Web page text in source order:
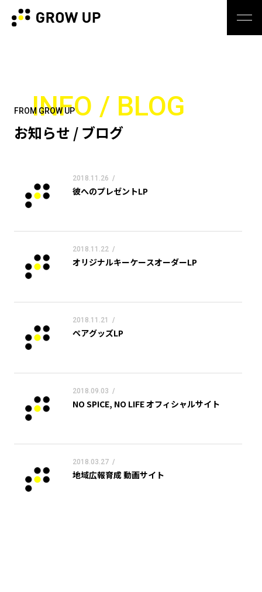
お知らせ / ブログ
FROM GROW UP
INFO / BLOG
2018.11.26 /
彼へのプレゼントLP
2018.11.22 /
オリジナルキーケースオーダーLP
2018.11.21 /
ペアグッズLP
2018.09.03 /
NO SPICE, NO LIFE オフィシャルサイト
2018.03.27 /
地域広報育成 動画サイト